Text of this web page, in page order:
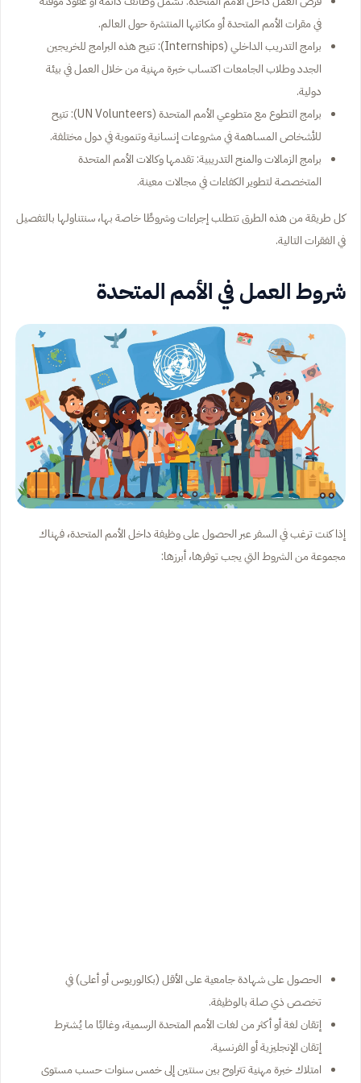
في مقرات الأمم المتحدة أو مكاتبها المنتشرة حول العالم.
برامج التدريب الداخلي (Internships): تتيح هذه البرامج للخريجين
الجدد وطلاب الجامعات اكتساب خبرة مهنية من خلال العمل في بيئة
دولية.
برامج التطوع مع متطوعي الأمم المتحدة (UN Volunteers): تتيح
للأشخاص المساهمة في مشروعات إنسانية وتنموية في دول مختلفة.
برامج الزمالات والمنح التدريبية: تقدمها وكالات الأمم المتحدة
المتخصصة لتطوير الكفاءات في مجالات معينة.
كل طريقة من هذه الطرق تتطلب إجراءات وشروطًا خاصة بها، سنتناولها بالتفصيل
في الفقرات التالية.
شروط العمل في الأمم المتحدة
إذا كنت ترغب في السفر عبر الحصول على وظيفة داخل الأمم المتحدة، فهناك
مجموعة من الشروط التي يجب توفرها، أبرزها:
الحصول على شهادة جامعية على الأقل (بكالوريوس أو أعلى) في
تخصص ذي صلة بالوظيفة.
إتقان لغة أو أكثر من لغات الأمم المتحدة الرسمية، وغالبًا ما يُشترط
إتقان الإنجليزية أو الفرنسية.
امتلاك خبرة مهنية تتراوح بين سنتين إلى خمس سنوات حسب مستوى